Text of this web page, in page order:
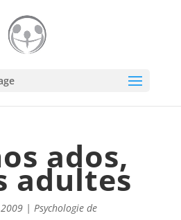
ados,
adultes
| Psychologie de